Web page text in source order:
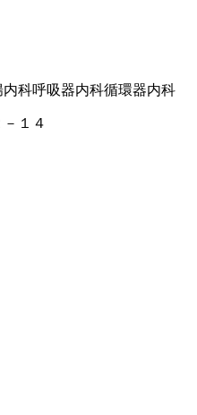
内科呼吸器内科循環器内科
１４